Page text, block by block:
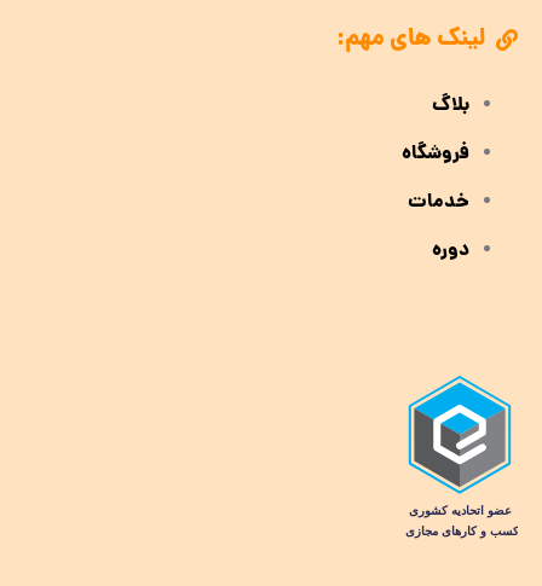
لینک های مهم:
بلاگ
فروشگاه
خدمات
دوره